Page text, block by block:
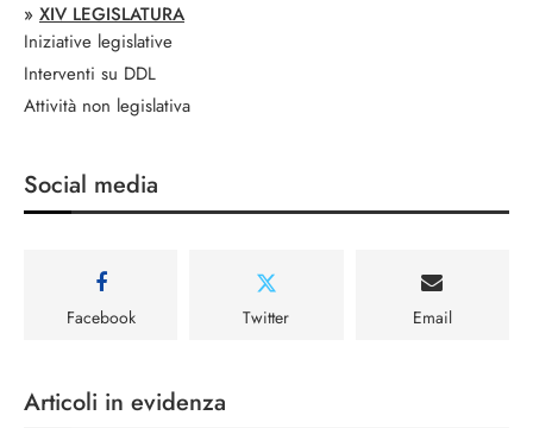
» XIV LEGISLATURA
Iniziative legislative
Interventi su DDL
Attività non legislativa
Social media
Facebook Twitter Email
Articoli in evidenza